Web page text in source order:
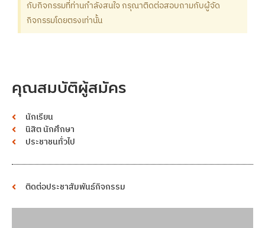
กับกิจกรรมที่ท่านกำลังสนใจ กรุณาติดต่อสอบถามกับผู้จัด
กิจกรรมโดยตรงเท่านั้น
คุณสมบัติผู้สมัคร
นักเรียน
นิสิต นักศึกษา
ประชาชนทั่วไป
ติดต่อประชาสัมพันธ์กิจกรรม